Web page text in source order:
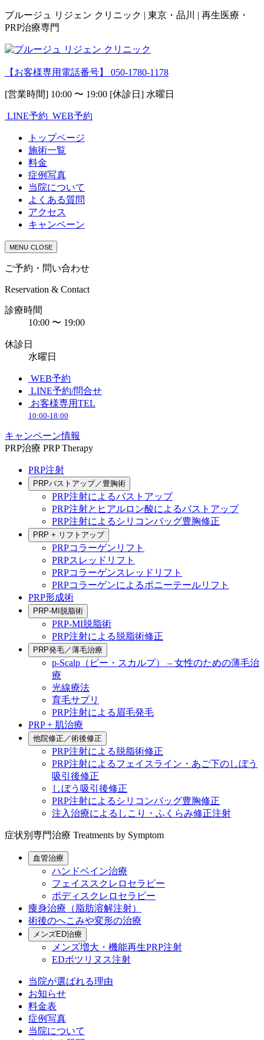
プルージュ リジェン クリニック | 東京・品川 | 再生医療・
PRP治療専門
【お客様専用電話番号】 050-1780-1178
[営業時間] 10:00 〜 19:00 [休診日] 水曜日
LINE予約 WEB予約
トップページ
施術一覧
料金
症例写真
当院について
よくある質問
アクセス
キャンペーン
MENU CLOSE
ご予約・問い合わせ
Reservation & Contact
診療時間
10:00 〜 19:00
休診日
水曜日
WEB予約
LINE予約/問合せ
お客様専用TEL
10:00-18:00
キャンペーン情報
PRP治療 PRP Therapy
PRP注射
PRPバストアップ／豊胸術
PRP注射によるバストアップ
PRP注射とヒアルロン酸によるバストアップ
PRP注射によるシリコンバッグ豊胸修正
PRP + リフトアップ
PRPコラーゲンリフト
PRPスレッドリフト
PRPコラーゲンスレッドリフト
PRPコラーゲンによるポニーテールリフト
PRP形成術
PRP-MI脱脂術
PRP-MI脱脂術
PRP注射による脱脂術修正
PRP発毛／薄毛治療
p-Scalp（ピー・スカルプ） – 女性のための薄毛治
療
光線療法
育毛サプリ
PRP注射による眉毛発毛
PRP + 肌治療
他院修正／術後修正
PRP注射による脱脂術修正
PRP注射によるフェイスライン・あご下のしぼう
吸引後修正
しぼう吸引後修正
PRP注射によるシリコンバッグ豊胸修正
注入治療によるしこり・ふくらみ修正注射
症状別専門治療 Treatments by Symptom
血管治療
ハンドベイン治療
フェイススクレロセラピー
ボディスクレロセラピー
痩身治療（脂肪溶解注射）
術後のへこみや変形の治療
メンズED治療
メンズ増大・機能再生PRP注射
EDボツリヌス注射
当院が選ばれる理由
お知らせ
料金表
症例写真
当院について